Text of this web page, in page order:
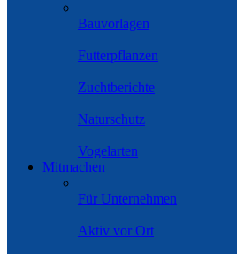
Bauvorlagen
Futterpflanzen
Zuchtberichte
Naturschutz
Vogelarten
Mitmachen
Für Unternehmen
Aktiv vor Ort